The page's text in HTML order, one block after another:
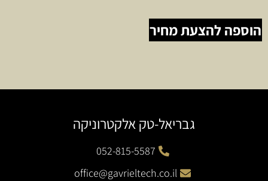
הוספה להצעת מחיר
גבריאל-טק אלקטרוניקה
052-815-5587
office@gavrieltech.co.il